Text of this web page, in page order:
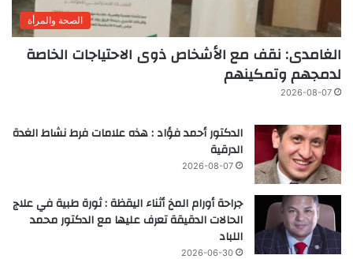
الصحة والمرأة
الغامدى: نقف مع الأشخاص ذوى الاحتياجات الخاصة
لدمجهم وتمكينهم
2026-08-07
الدكتور أحمد فؤاد : هذه علامات فرط نشاط الغدة
الدرقية
2026-08-07
جراحة أورام المخ أثناء اليقظة : ثورة طبية في علاج
الحالات الدقيقة تعرف عليها مع الدكتور محمد
اللباد
2026-06-30